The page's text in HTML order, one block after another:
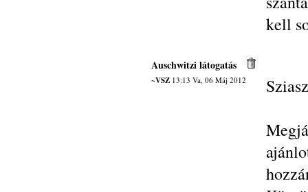
kell
Auschwitzi látogatás
~VSZ 13:13 Va, 06 Máj 2012